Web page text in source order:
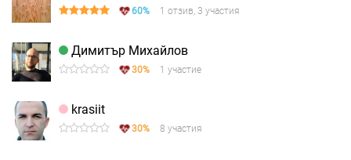
60% 1 отзив, 3 участия
Димитър Михайлов
30% 1 участие
krasiit
30% 8 участия